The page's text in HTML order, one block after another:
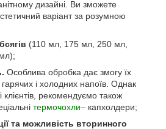
дизайні. Ви зможете
варіант за розумною
(110 мл, 175 мл, 250 мл,
Особлива обробка дає змогу їх
і холодних напоїв. Однак
клієнтів, рекомендуємо також
термочохли– капхолдери;
та можливість вторинного